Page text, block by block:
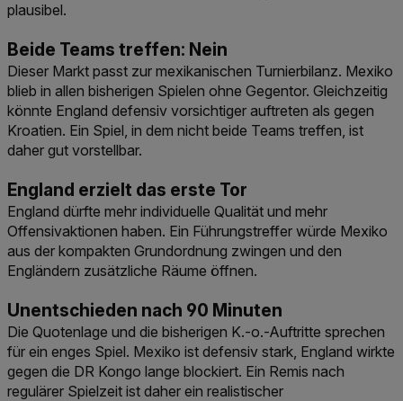
plausibel.
Beide Teams treffen: Nein
Dieser Markt passt zur mexikanischen Turnierbilanz. Mexiko
blieb in allen bisherigen Spielen ohne Gegentor. Gleichzeitig
könnte England defensiv vorsichtiger auftreten als gegen
Kroatien. Ein Spiel, in dem nicht beide Teams treffen, ist
daher gut vorstellbar.
England erzielt das erste Tor
England dürfte mehr individuelle Qualität und mehr
Offensivaktionen haben. Ein Führungstreffer würde Mexiko
aus der kompakten Grundordnung zwingen und den
Engländern zusätzliche Räume öffnen.
Unentschieden nach 90 Minuten
Die Quotenlage und die bisherigen K.-o.-Auftritte sprechen
für ein enges Spiel. Mexiko ist defensiv stark, England wirkte
gegen die DR Kongo lange blockiert. Ein Remis nach
regulärer Spielzeit ist daher ein realistischer